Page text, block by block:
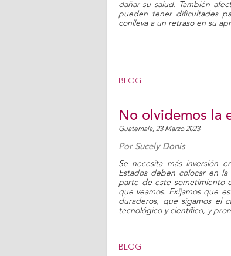
dañar su salud. También
pueden tener dificultades
conlleva a un retraso en su
---
BLOG
No olvidemos la
Guatemala, 23 Marzo 2023
Por Sucely Donis
Se necesita más inversión
Estados deben colocar en
parte de este sometimiento
que veamos. Exijamos que
duraderos, que sigamos el
tecnológico y científico, y
BLOG